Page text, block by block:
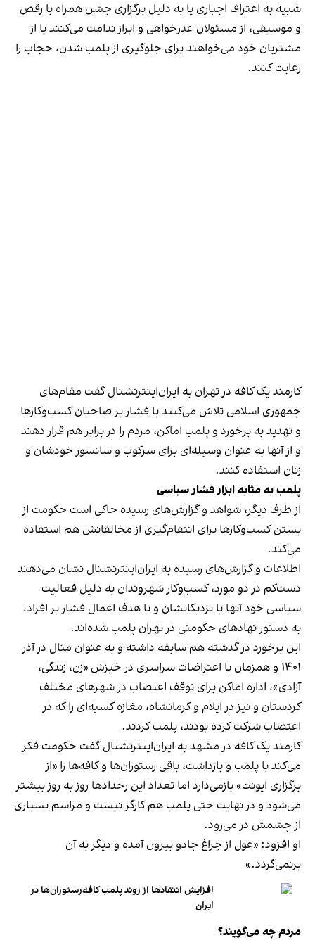
شبیه به اعتراف اجباری یا به دلیل برگزاری جشن همراه با رقص
و موسیقی، از مسئولان عذرخواهی و ابراز ندامت می‌کنند یا از
مشتریان خود می‌خواهند برای جلوگیری از پلمب شدن، حجاب را
رعایت کنند.
کارمند یک کافه در تهران به ایران‌اینترنشنال گفت مقام‌های
جمهوری اسلامی تلاش می‌کنند با فشار بر صاحبان کسب‌وکارها
و تهدید به برخورد و پلمب اماکن، مردم را در برابر هم قرار دهند
و از آنها به عنوان وسیله‌ای برای سرکوب و سانسور خودشان و
زنان استفاده کنند.
پلمب به مثابه ابزار فشار سیاسی
از طرف دیگر، شواهد و گزارش‌های رسیده حاکی است حکومت از
بستن کسب‌وکارها برای انتقام‌گیری از مخالفانش هم استفاده
می‌کند.
اطلاعات و گزارش‌های رسیده به ایران‌اینترنشنال نشان می‌دهند
دست‌کم در دو مورد، کسب‌وکار شهروندان به دلیل فعالیت
سیاسی خود آنها یا نزدیکانشان و با هدف اعمال فشار بر افراد،
به دستور نهادهای حکومتی در تهران پلمب شده‌اند.
این برخورد در گذشته هم سابقه داشته و به عنوان مثال در آذر
۱۴۰۱ و همزمان با اعتراضات سراسری در خیزش «زن، زندگی،
آزادی»، اداره اماکن برای توقف اعتصاب در شهرهای مختلف
کردستان و نیز در ایلام و کرمانشاه، مغازه کسبه‌ای را که در
اعتصاب شرکت کرده بودند، پلمب کردند.
کارمند یک کافه در مشهد به ایران‌اینترنشنال گفت حکومت فکر
می‌کند با پلمب و بازداشت، باقی رستوران‌ها و کافه‌ها را «از
برگزاری ایونت» بازمی‌دارد اما تعداد این رخدادها روز به روز بیشتر
می‌شود و در نهایت حتی پلمب هم کارگر نیست و مراسم بسیاری
از چشمش در می‌رود.
او افزود: «غول از چراغ جادو بیرون آمده و دیگر به آن
برنمی‎‌گردد.»
افزایش انتقادها از روند پلمب کافه‌رستوران‌ها در
ایران
مردم چه می‌گویند؟